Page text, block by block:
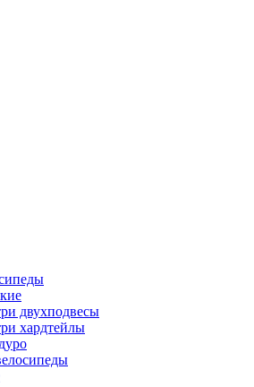
двухподвесы
хардтейлы